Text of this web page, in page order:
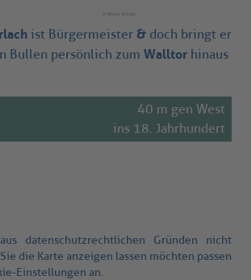
ist Bürgermeister & doch bringt er
Bullen persönlich zum Walltor hinaus
40 m gen West
ins 18. Jahrhundert
datenschutzrechtlichen Gründen nicht
die Karte anzeigen lassen möchten passen
Einstellungen an.